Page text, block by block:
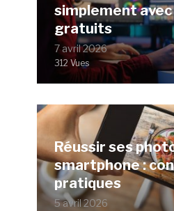
simplement
gratuits
7 avril 2026
312 Vues
Réussir ses
smartphone :
pratiques
5 avril 2026